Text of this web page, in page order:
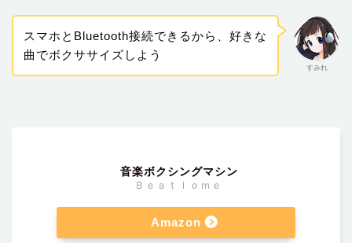
すみれ
スマホとBluetooth接続できるから、好きな
曲でボクササイズしよう
音楽ボクシングマシン
Ｂｅａｔｌｏｍｅ
Amazon